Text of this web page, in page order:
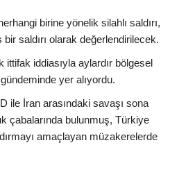
birine yönelik silahlı saldırı,
bir saldırı olarak değerlendirilecek.
iddiasıyla aylardır bölgesel
yer alıyordu.
ile İran arasındaki savaşı sona
çabalarında bulunmuş, Türkiye
amaçlayan müzakerelerde